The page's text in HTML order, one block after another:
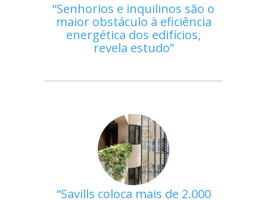
Senhorios e inquilinos são o
maior obstáculo à eficiência
energética dos edifícios,
revela estudo
Savills coloca mais de 2.000